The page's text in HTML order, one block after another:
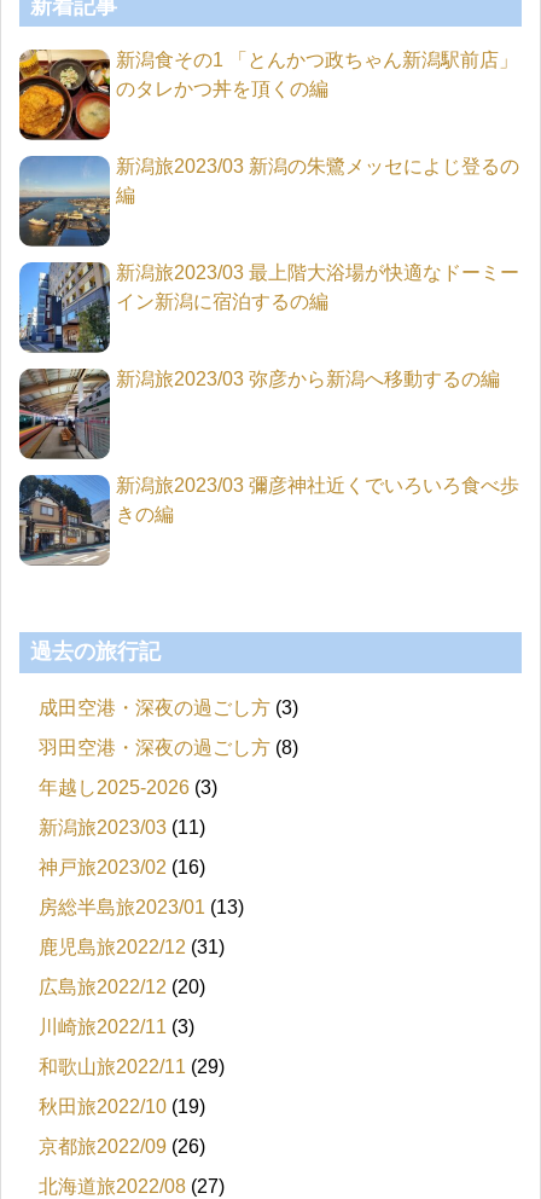
新着記事
新潟食その1 「とんかつ政ちゃん新潟駅前店」
のタレかつ丼を頂くの編
新潟旅2023/03 新潟の朱鷺メッセによじ登るの
編
新潟旅2023/03 最上階大浴場が快適なドーミー
イン新潟に宿泊するの編
新潟旅2023/03 弥彦から新潟へ移動するの編
新潟旅2023/03 彌彦神社近くでいろいろ食べ歩
きの編
過去の旅行記
成田空港・深夜の過ごし方 (3)
羽田空港・深夜の過ごし方 (8)
年越し2025-2026 (3)
新潟旅2023/03 (11)
神戸旅2023/02 (16)
房総半島旅2023/01 (13)
鹿児島旅2022/12 (31)
広島旅2022/12 (20)
川崎旅2022/11 (3)
和歌山旅2022/11 (29)
秋田旅2022/10 (19)
京都旅2022/09 (26)
北海道旅2022/08 (27)